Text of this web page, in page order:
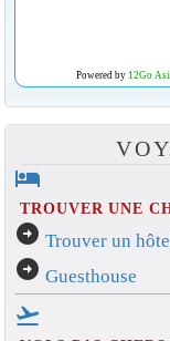
Powered by 12Go
hotel
TROUVER UNE
arrow_circle_right Trouver un
arrow_circle_right Guesthouse
flight_takeoff